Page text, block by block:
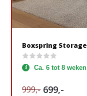
Boxspring Storage
Ca. 6 tot 8 weken
999,- 699,-